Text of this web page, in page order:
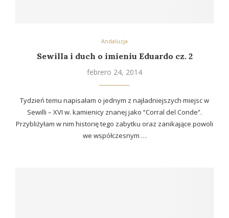
Andaluzja
Sewilla i duch o imieniu Eduardo cz. 2
febrero 24, 2014
Tydzień temu napisałam o jednym z najładniejszych miejsc w
Sewilli – XVI w. kamienicy znanej jako “Corral del Conde”.
Przybliżyłam w nim historię tego zabytku oraz zanikające powoli
we współczesnym …